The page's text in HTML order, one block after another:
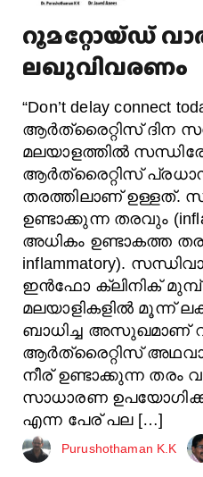
റൂമറ്റോയ്ഡ്
ലഖുവിവരണം
“Don’t delay connect
ആർത്രൈറ്റിസ് ദിന
മലയാളത്തിൽ
ആർത്രൈറ്റിസ്
തരത്തിലാണ് ഉള്ളത്.
ഉണ്ടാക്കുന്ന തരവും
അധികം ഉണ്ടാകത്ത
inflammatory).
ഇൻഫോ ക്ലിനിക്
മലയാളികളിൽ മൂന്ന്
ബാധിച്ച അസുഖമാണ്
ആർത്രൈറ്റിസ് അഥവാ
നീര് ഉണ്ടാക്കുന്ന തരം
സാധാരണ
എന്ന പേര് പല […]
Purushothaman K.K